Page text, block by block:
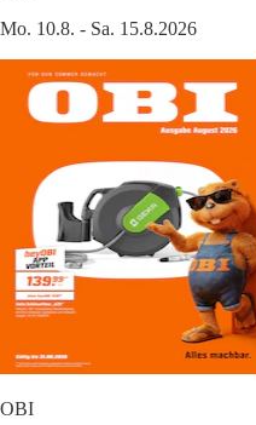
Mo. 10.8. - Sa. 15.8.2026
OBI